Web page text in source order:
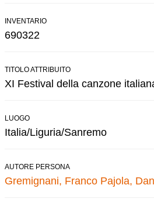
INVENTARIO
690322
TITOLO ATTRIBUITO
XI Festival della canzone
LUOGO
Italia/Liguria/Sanremo
AUTORE PERSONA
Gremignani, Franco Pajola,